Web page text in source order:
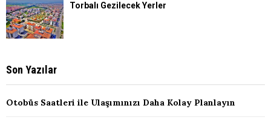
Torbalı Gezilecek Yerler
Son Yazılar
Otobüs Saatleri ile Ulaşımınızı Daha Kolay Planlayın